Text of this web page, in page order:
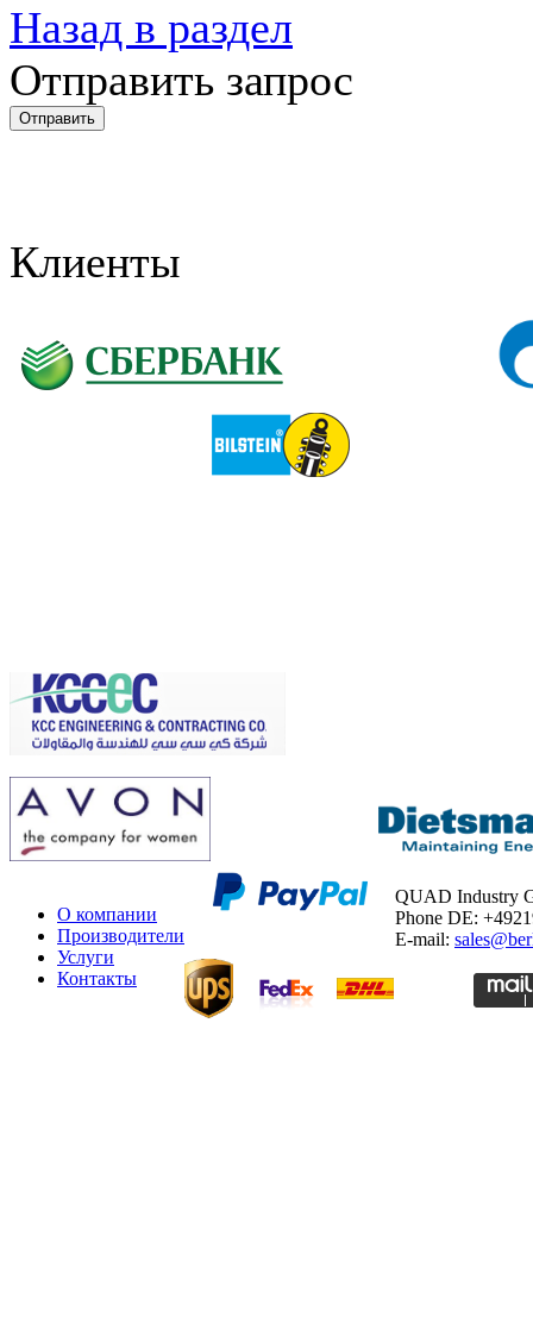
Назад в раздел
Отправить запрос
Клиенты
О компании
Производители
Услуги
Контакты
QUAD Industry
Phone DE:
E-mail: